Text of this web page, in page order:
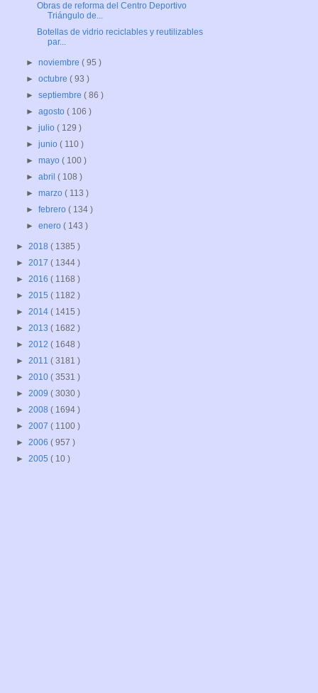
Obras de reforma del Centro Deportivo
Triángulo de...
Botellas de vidrio reciclables y reutilizables
par...
►noviembre( 95 )
►octubre( 93 )
►septiembre( 86 )
►agosto( 106 )
►julio( 129 )
►junio( 110 )
►mayo( 100 )
►abril( 108 )
►marzo( 113 )
►febrero( 134 )
►enero( 143 )
► 2018 ( 1385 )
► 2017 ( 1344 )
► 2016 ( 1168 )
► 2015 ( 1182 )
► 2014 ( 1415 )
► 2013 ( 1682 )
► 2012 ( 1648 )
► 2011 ( 3181 )
► 2010 ( 3531 )
► 2009 ( 3030 )
► 2008 ( 1694 )
► 2007 ( 1100 )
► 2006 ( 957 )
► 2005 ( 10 )